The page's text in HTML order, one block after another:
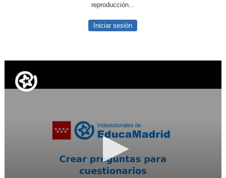
reproducción...
Iniciar sesión